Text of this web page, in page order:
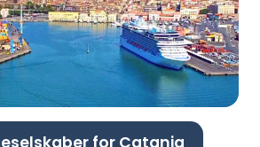
for Catania